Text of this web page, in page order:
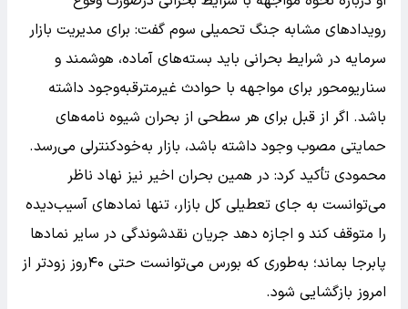
رویدادهای مشابه جنگ تحمیلی سوم گفت: برای مدیریت بازار
سرمایه در شرایط بحرانی باید بسته‌های آماده، هوشمند و
سناریومحور برای مواجهه با حوادث غیرمترقبه‌وجود داشته
باشد. اگر از قبل برای هر سطحی از بحران شیوه نامه‌های
حمایتی مصوب وجود داشته باشد، بازار به‌خودکنترلی می‌رسد.
محمودی تأکید کرد: در همین بحران اخیر نیز نهاد ناظر
می‌توانست به جای تعطیلی کل بازار، تنها نمادهای آسیب‌دیده
را متوقف کند و اجازه دهد جریان نقدشوندگی در سایر نمادها
پابرجا بماند؛ به‌طوری که بورس می‌توانست حتی ۴۰روز زودتر از
امروز بازگشایی شود.